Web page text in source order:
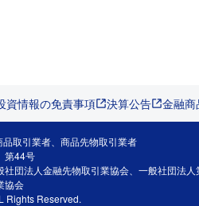
資情報の免責事項 決算公告 金融
取引業者、商品先物取引業者
第44号
団法人金融先物取引業協会、一般社団法
協会
Rights Reserved.